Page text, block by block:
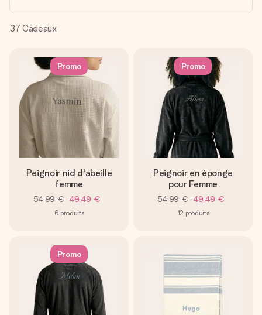
Créez quelque chose d’unique en quelques étapes – avec
son prénom, votre photo ou un message qui touche le cœur.
Sans complications, juste tout l’amour pour le moment idéal.
37 Cadeaux
Promo
Peignoir nid d'abeille
femme
54,99 € 49,49 €
6 produits
Promo
Peignoir en éponge
pour Femme
54,99 € 49,49 €
12 produits
Promo